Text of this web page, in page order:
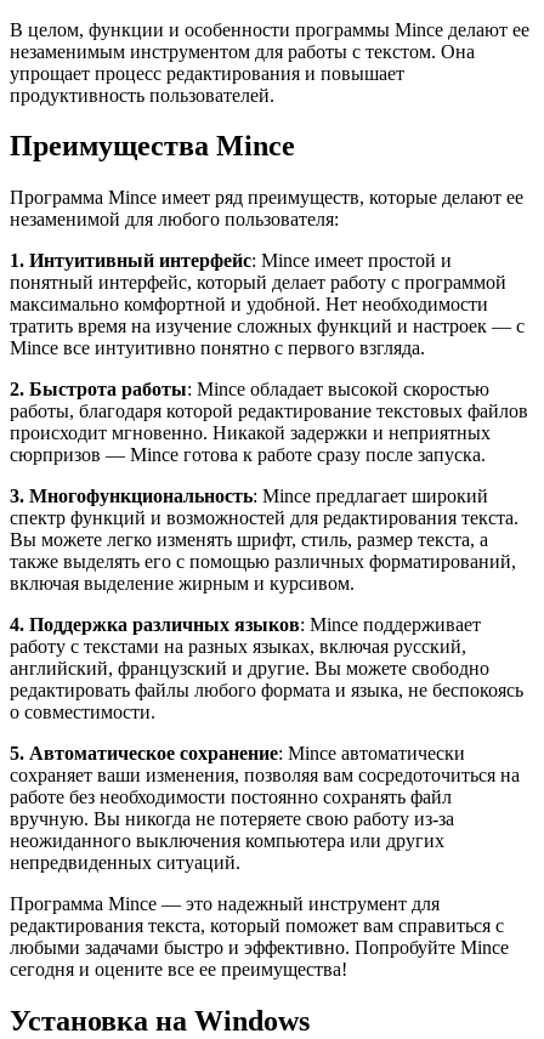
В целом, функции и особенности программы Mince делают ее
незаменимым инструментом для работы с текстом. Она
упрощает процесс редактирования и повышает
продуктивность пользователей.
Преимущества Mince
Программа Mince имеет ряд преимуществ, которые делают ее
незаменимой для любого пользователя:
1. Интуитивный интерфейс: Mince имеет простой и
понятный интерфейс, который делает работу с программой
максимально комфортной и удобной. Нет необходимости
тратить время на изучение сложных функций и настроек — с
Mince все интуитивно понятно с первого взгляда.
2. Быстрота работы: Mince обладает высокой скоростью
работы, благодаря которой редактирование текстовых файлов
происходит мгновенно. Никакой задержки и неприятных
сюрпризов — Mince готова к работе сразу после запуска.
3. Многофункциональность: Mince предлагает широкий
спектр функций и возможностей для редактирования текста.
Вы можете легко изменять шрифт, стиль, размер текста, а
также выделять его с помощью различных форматирований,
включая выделение жирным и курсивом.
4. Поддержка различных языков: Mince поддерживает
работу с текстами на разных языках, включая русский,
английский, французский и другие. Вы можете свободно
редактировать файлы любого формата и языка, не беспокоясь
о совместимости.
5. Автоматическое сохранение: Mince автоматически
сохраняет ваши изменения, позволяя вам сосредоточиться на
работе без необходимости постоянно сохранять файл
вручную. Вы никогда не потеряете свою работу из-за
неожиданного выключения компьютера или других
непредвиденных ситуаций.
Программа Mince — это надежный инструмент для
редактирования текста, который поможет вам справиться с
любыми задачами быстро и эффективно. Попробуйте Mince
сегодня и оцените все ее преимущества!
Установка на Windows